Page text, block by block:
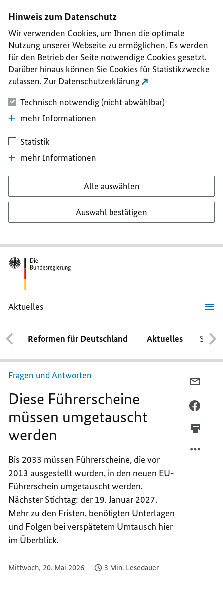
II
III
IV
V
Hinweis zum Datenschutz
Wir verwenden Cookies, um Ihnen die optimale
Nutzung unserer Webseite zu ermöglichen. Es werden
für den Betrieb der Seite notwendige Cookies gesetzt.
Darüber hinaus können Sie Cookies für Statistikzwecke
zulassen. Zur Datenschutzerklärung
Technisch notwendig (nicht abwählbar)
mehr Informationen
Statistik
mehr Informationen
Alle auswählen
Auswahl bestätigen
Aktuelles
Diese Führerscheine
müssen
umgetauscht
werdenReformen für Deutschland Aktuelles
Fragen und Antworten
Diese Führerscheine
müssen umgetauscht
werden
Bis 2033 müssen Führerscheine, die vor
2013 ausgestellt wurden, in den neuen EU-
Führerschein umgetauscht werden.
Nächster Stichtag: der 19. Januar 2027.
Mehr zu den Fristen, benötigten Unterlagen
und Folgen bei verspätetem Umtausch hier
im Überblick.
Mittwoch, 20. Mai 2026 3 Min. Lesedauer